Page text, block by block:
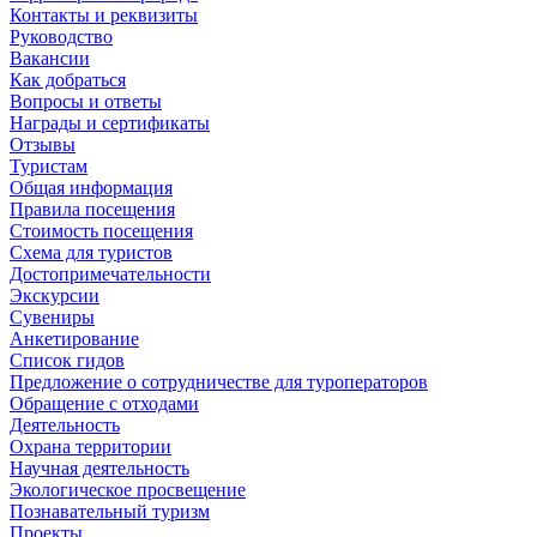
Контакты и реквизиты
Руководство
Вакансии
Как добраться
Вопросы и ответы
Награды и сертификаты
Отзывы
Туристам
Общая информация
Правила посещения
Стоимость посещения
Схема для туристов
Достопримечательности
Экскурсии
Сувениры
Анкетирование
Список гидов
Предложение о сотрудничестве для туроператоров
Обращение с отходами
Деятельность
Охрана территории
Научная деятельность
Экологическое просвещение
Познавательный туризм
Проекты